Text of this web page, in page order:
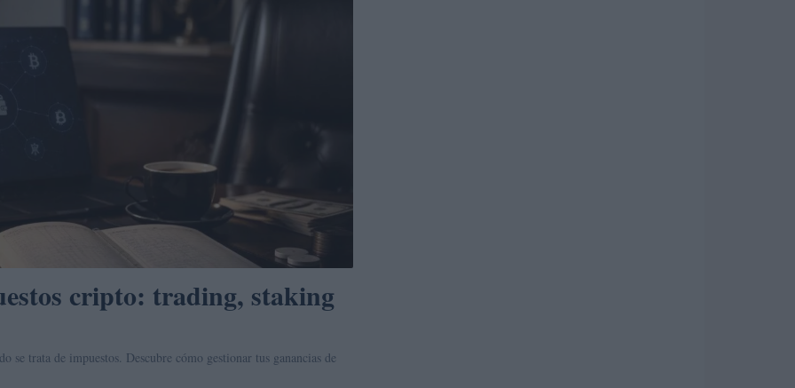
cripto: trading, staking
se trata de impuestos. Descubre cómo gestionar tus ganancias de